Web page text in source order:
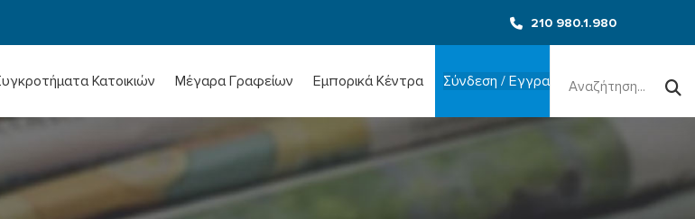
210 980.1.980
Κατοικιών Μέγαρα Γραφείων Εμπορικά Κέντρα Σύνδεση / Εγγραφή